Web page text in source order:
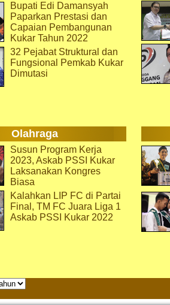
Bupati Edi Damansyah
Paparkan Prestasi dan
Capaian Pembangunan
Kukar Tahun 2022
32 Pejabat Struktural dan
Fungsional Pemkab Kukar
Dimutasi
Olahraga
Susun Program Kerja
2023, Askab PSSI Kukar
Laksanakan Kongres
Biasa
Kalahkan LIP FC di Partai
Final, TM FC Juara Liga 1
Askab PSSI Kukar 2022